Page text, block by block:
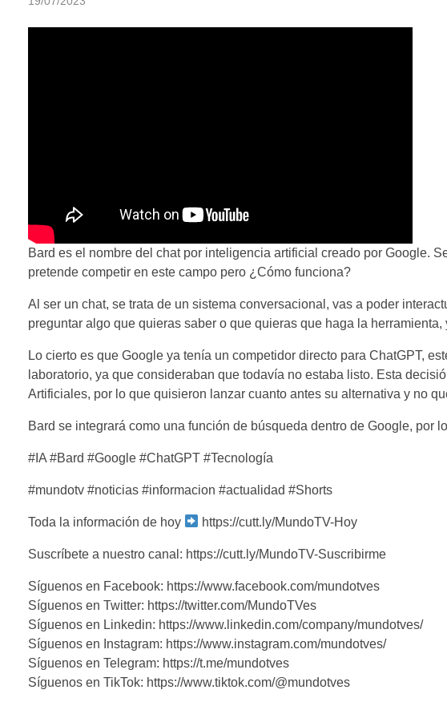
Bard es el nombre del chat por inteligencia artificial creado por Google.
pretende competir en este campo pero ¿Cómo funciona?
Al ser un chat, se trata de un sistema conversacional, vas a poder
preguntar algo que quieras saber o que quieras que haga la
Lo cierto es que Google ya tenía un competidor directo para ChatGPT,
laboratorio, ya que consideraban que todavía no estaba listo. Esta
Artificiales, por lo que quisieron lanzar cuanto antes su alternativa y no
Bard se integrará como una función de búsqueda dentro de Google, por
#IA #Bard #Google #ChatGPT #Tecnología
#mundotv #noticias #informacion #actualidad #Shorts
Toda la información de hoy https://cutt.ly/MundoTV-Hoy
Suscríbete a nuestro canal: https://cutt.ly/MundoTV-Suscribirme
Síguenos en Facebook: https://www.facebook.com/mundotves
Síguenos en Twitter: https://twitter.com/MundoTVes
Síguenos en Linkedin: https://www.linkedin.com/company/mundotves/
Síguenos en Instagram: https://www.instagram.com/mundotves/
Síguenos en Telegram: https://t.me/mundotves
Síguenos en TikTok: https://www.tiktok.com/@mundotves